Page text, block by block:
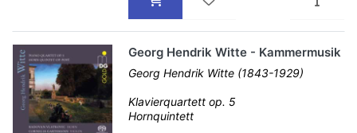
Georg Hendrik Witte - Kammermusik
Georg Hendrik Witte (1843-1929)
Klavierquartett op. 5
Hornquintett